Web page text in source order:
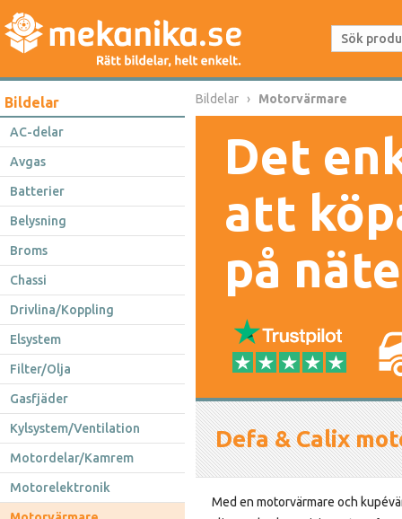
Bildelar
AC-delar
Avgas
Batterier
Belysning
Broms
Chassi
Drivlina/Koppling
Elsystem
Filter/Olja
Gasfjäder
Kylsystem/Ventilation
Motordelar/Kamrem
Motorelektronik
Bildelar Motorvärmare
Det
att
på
Defa & Calix
Med en motorvärmare och